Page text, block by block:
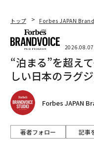
トップ Forbes JAPAN
“泊まる”を超え
しい日本のラグ
Forbes JAPAN
著者フォロー 記事